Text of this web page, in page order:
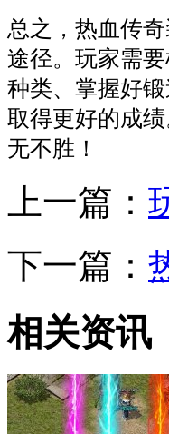
总之，热血传
途径。玩家需
种类、掌握好
取得更好的成
无不胜！
上一篇：
下一篇：
相关资讯